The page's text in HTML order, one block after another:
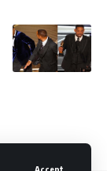
Accept